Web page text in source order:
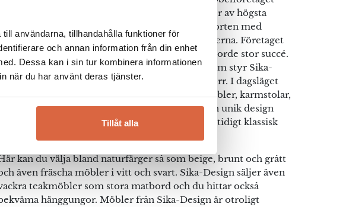
användarna, tillhandahålla funktioner för
och annan information från din enhet
Dessa kan i sin tur kombinera informationen
när du har använt deras tjänster.
Tillåt alla
med visionen att tillverka utemöbler av högsta
kvalitet och design. Namnet Sika är taget från hjorten med
namn, ett elegant djur som är lätt på fötterna. Företaget
sina portar i Mossö, Danmark, där de gjorde stor succé.
är det den andra och tredje generationen som styr Sika-
Design och möblerna är snyggare än någonsin förr. I dagsläget
Sika-Design vackra och tidlösa korgmöbler, karmstolar,
rottingmöbler och mycket mer. Möblerna har en unik design
som både känns modern och innovativ men samtidigt klassisk
kan du välja bland naturfärger så som beige, brunt och grått
även fräscha möbler i vitt och svart. Sika-Design säljer även
teakmöbler som stora matbord och du hittar också
hänggungor. Möbler från Sika-Design är otroligt